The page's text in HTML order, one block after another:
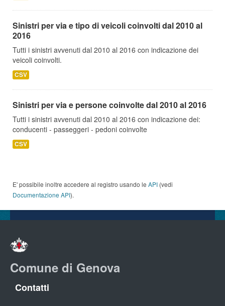
Sinistri per via e tipo di veicoli coinvolti dal 2010 al
2016
Tutti i sinistri avvenuti dal 2010 al 2016 con indicazione dei
veicoli coinvolti.
CSV
Sinistri per via e persone coinvolte dal 2010 al 2016
Tutti i sinistri avvenuti dal 2010 al 2016 con indicazione dei:
conducenti - passeggeri - pedoni coinvolte
CSV
E' possibile inoltre accedere al registro usando le API (vedi
Documentazione API).
Comune di Genova
Contatti